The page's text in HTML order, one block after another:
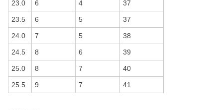
23.0 6 4 37
23.5 6 5 37
24.0 7 5 38
24.5 8 6 39
25.0 8 7 40
25.5 9 7 41